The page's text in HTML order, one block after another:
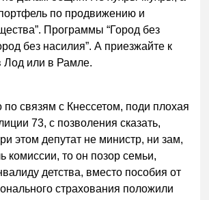
по продвижению и
Программы “Город без
без насилия”. А приезжайте к
Лод или в Рамле.
по связям с Кнессетом, поди плохая
73, с позволения сказать,
этом депутат не министр, ни зам,
комиссии, то он позор семьи,
детства, вместо пособия от
страхования положили